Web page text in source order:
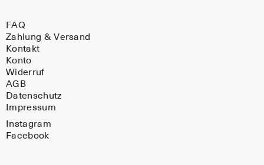
FAQ
Zahlung & Versand
Kontakt
Konto
Widerruf
AGB
Datenschutz
Impressum
Instagram
Facebook